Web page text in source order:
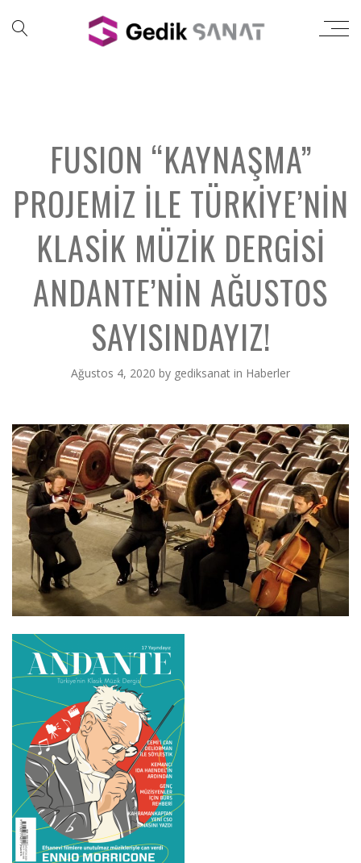
FUSION “KAYNAŞMA”
PROJEMIZ ILE TÜRKIYE’NIN
KLASIK MÜZIK DERGISI
ANDANTE’NIN AĞUSTOS
SAYISINDAYIZ!
Ağustos 4, 2020 by gediksanat in Haberler